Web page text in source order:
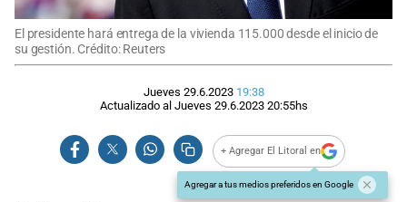
El presidente hará entrega de la vivienda 115.000 desde el inicio de
su gestión. Crédito: Reuters
Jueves 29.6.2023 19:38
Actualizado al Jueves 29.6.2023 20:55hs
+ Agregar El Litoral en
Agregar a tus medios preferidos en Google